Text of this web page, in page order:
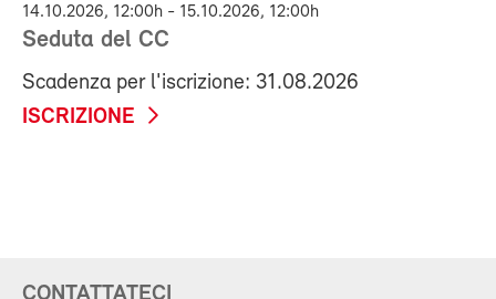
14.10.2026, 12:00h - 15.10.2026, 12:00h
Seduta del CC
Scadenza per l'iscrizione: 31.08.2026
ISCRIZIONE
CONTATTATECI